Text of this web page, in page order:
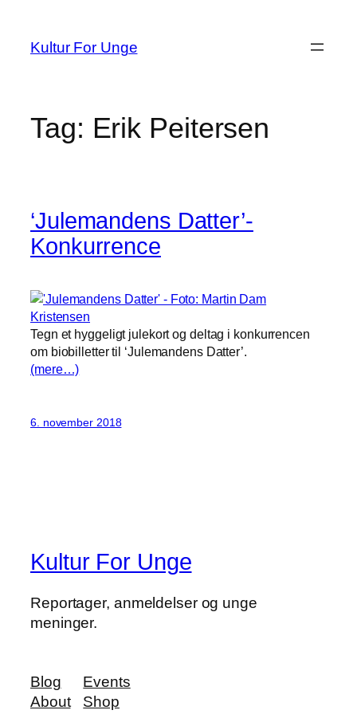
indhold
Kultur For Unge
Tag: Erik Peitersen
‘Julemandens Datter’-
Konkurrence
Tegn et hyggeligt julekort og deltag i konkurrencen
om biobilletter til ‘Julemandens Datter’.
(mere…)
6. november 2018
Kultur For Unge
Reportager, anmeldelser og unge
meninger.
Blog
About
Events
Shop